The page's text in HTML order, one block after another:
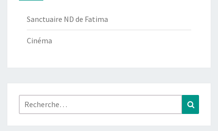
Sanctuaire ND de Fatima
Cinéma
Rechercher :